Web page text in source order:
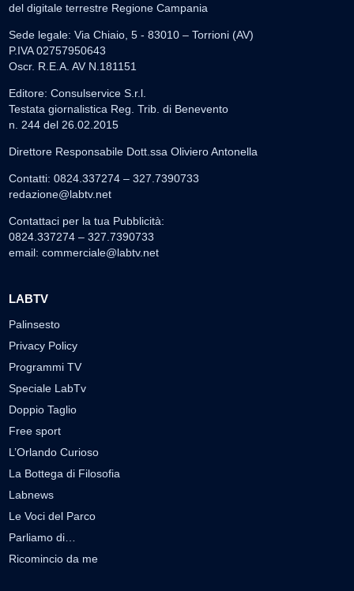
del digitale terrestre Regione Campania
Sede legale: Via Chiaio, 5 - 83010 – Torrioni (AV)
P.IVA 02757950643
Oscr. R.E.A. AV N.181151
Editore: Consulservice S.r.l.
Testata giornalistica Reg. Trib. di Benevento
n. 244 del 26.02.2015
Direttore Responsabile Dott.ssa Oliviero Antonella
Contatti: 0824.337274 – 327.7390733
redazione@labtv.net
Contattaci per la tua Pubblicità:
0824.337274 – 327.7390733
email: commerciale@labtv.net
LABTV
Palinsesto
Privacy Policy
Programmi TV
Speciale LabTv
Doppio Taglio
Free sport
L’Orlando Curioso
La Bottega di Filosofia
Labnews
Le Voci del Parco
Parliamo di…
Ricomincio da me